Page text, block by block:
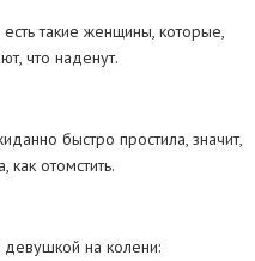
такие женщины, которые,
что наденут.
быстро простила, значит,
отомстить.
на колени: